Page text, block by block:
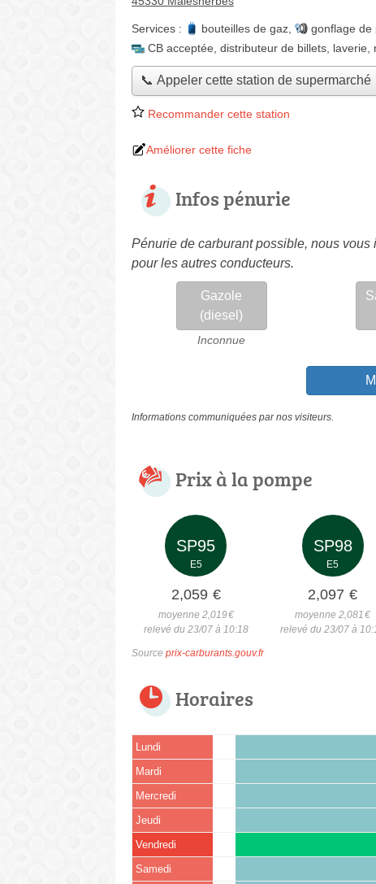
Services : bouteilles de gaz gonflage de
CB acceptée distributeur de billets laverie
📞 Appeler cette station de supermarché
Recommander cette station
Améliorer cette fiche
Infos pénurie
Pénurie de carburant possible, nous
pour les autres conducteurs.
Gazole
(diesel)
Inconnue
Informations communiquées par nos visiteurs.
Prix à la pompe
SP95
E5
2,059 €
moyenne 2,019€
relevé du 23/07 à 10:18
SP98
E5
2,097 €
moyenne 2,081 €
relevé du 23/07 à
Source prix-carburants.gouv.fr
Horaires
Lundi
Mardi
Mercredi
Jeudi
Vendredi
Samedi